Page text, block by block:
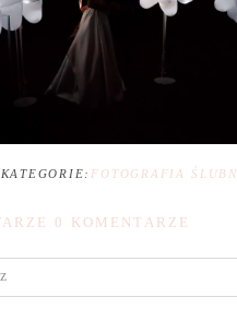
KATEGORIE: FOTOGRAFIA
0 KOMENTARZE